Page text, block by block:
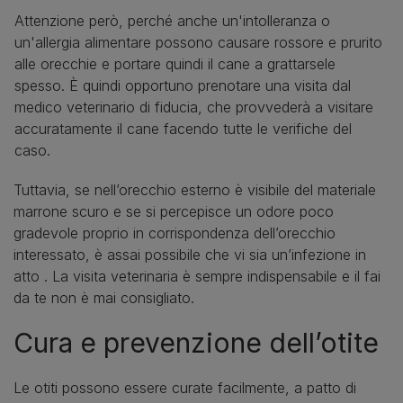
Attenzione però, perché anche un'intolleranza o
un'allergia alimentare possono causare rossore e prurito
alle orecchie e portare quindi il cane a grattarsele
spesso. È quindi opportuno prenotare una visita dal
medico veterinario di fiducia, che provvederà a visitare
accuratamente il cane facendo tutte le verifiche del
caso.
Tuttavia, se nell’orecchio esterno è visibile del materiale
marrone scuro e se si percepisce un odore poco
gradevole proprio in corrispondenza dell’orecchio
interessato, è assai possibile che vi sia un’infezione in
atto . La visita veterinaria è sempre indispensabile e il fai
da te non è mai consigliato.
Cura e prevenzione dell’otite
Le otiti possono essere curate facilmente, a patto di